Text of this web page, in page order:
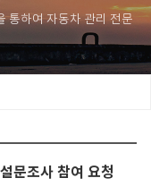
문조사 참여 요청